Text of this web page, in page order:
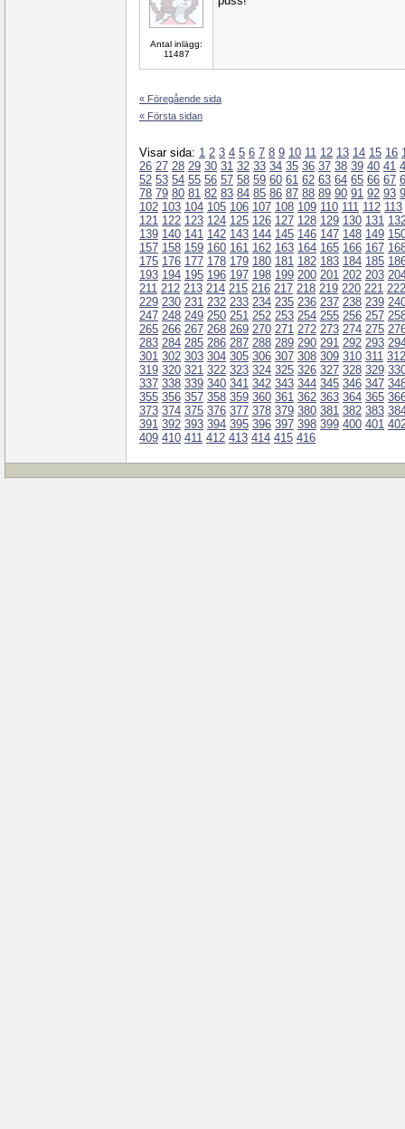
Antal inlägg:
11487
« Föregående sida
« Första sidan
Visar sida: 1 2 3 4 5 6 7 8 9 10 11 12 13 14 15 16
26 27 28 29 30 31 32 33 34 35 36 37 38 39 40 41
52 53 54 55 56 57 58 59 60 61 62 63 64 65 66 67
78 79 80 81 82 83 84 85 86 87 88 89 90 91 92 93
102 103 104 105 106 107 108 109 110 111 112 113
121 122 123 124 125 126 127 128 129 130 131
139 140 141 142 143 144 145 146 147 148 149
157 158 159 160 161 162 163 164 165 166 167
175 176 177 178 179 180 181 182 183 184 185
193 194 195 196 197 198 199 200 201 202 203
211 212 213 214 215 216 217 218 219 220 221 222
229 230 231 232 233 234 235 236 237 238 239
247 248 249 250 251 252 253 254 255 256 257
265 266 267 268 269 270 271 272 273 274 275
283 284 285 286 287 288 289 290 291 292 293
301 302 303 304 305 306 307 308 309 310 311 312
319 320 321 322 323 324 325 326 327 328 329
337 338 339 340 341 342 343 344 345 346 347
355 356 357 358 359 360 361 362 363 364 365
373 374 375 376 377 378 379 380 381 382 383
391 392 393 394 395 396 397 398 399 400 401
409 410 411 412 413 414 415 416